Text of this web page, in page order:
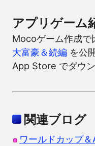
アプリゲーム
Mocoゲーム作成で
大富豪＆続編 を公
App Store でダウン
関連ブログ
ワールドカップ